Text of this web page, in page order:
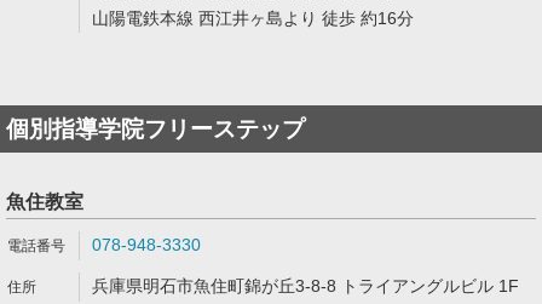
山陽電鉄本線 西江井ヶ島より 徒歩 約16分
個別指導学院フリーステップ
魚住教室
078-948-3330
兵庫県明石市魚住町錦が丘3-8-8 トライアングルビル 1F